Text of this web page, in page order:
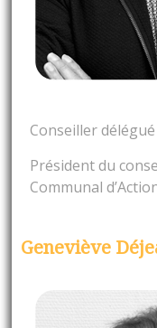
Conseiller
Président du
Communal
Geneviève